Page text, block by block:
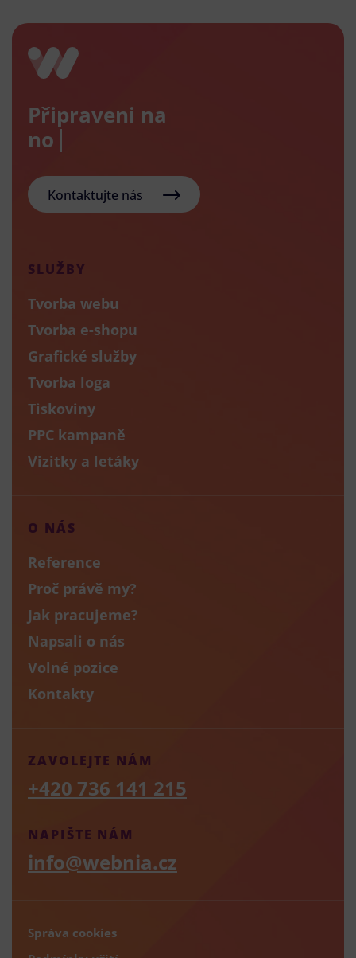
Připraveni na
nový e
Kontaktujte nás
SLUŽBY
Tvorba webu
Tvorba e-shopu
Grafické služby
Tvorba loga
Tiskoviny
PPC kampaně
Vizitky a letáky
O NÁS
Reference
Proč právě my?
Jak pracujeme?
Napsali o nás
Volné pozice
Kontakty
NAPIŠTE NÁM
info@webnia.cz
ZAVOLEJTE NÁM
+420 736 141 215
Správa cookies